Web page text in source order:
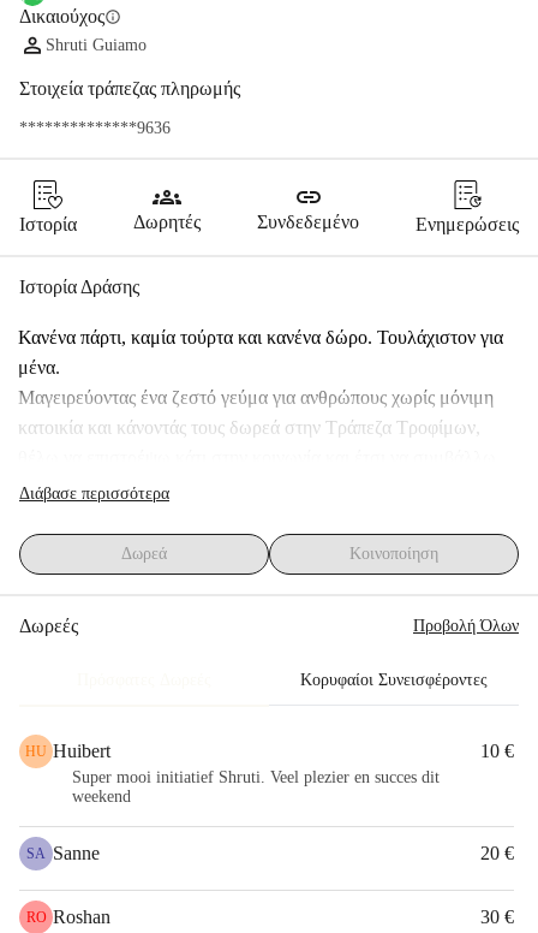
Δικαιούχοςinfo
Shruti Guiamo
Στοιχεία τράπεζας πληρωμής
**************9636
Ιστορία
groups
Δωρητές
link
Συνδεδεμένο Ενημερώσεις
Ιστορία Δράσης
Κανένα πάρτι, καμία τούρτα και κανένα δώρο. Τουλάχιστον για
μένα.
Μαγειρεύοντας ένα ζεστό γεύμα για ανθρώπους χωρίς μόνιμη
κατοικία και κάνοντάς τους δωρεά στην Τράπεζα Τροφίμων,
στην επίλυση της κρυφής πείνας. Δεν μπορώ να φανταστώ
Βοήθησέ με. Η δωρεά σου κάνει μια τεράστια διαφορά.
Για ερωτήσεις, μπορείς πάντα να με βρεις: 06-40300620
Διάβασε περισσότερα
Δωρεά Κοινοποίηση
Δωρεές Προβολή Όλων
Κορυφαίοι Συνεισφέροντες
HU Huibert 10 €
Super mooi initiatief Shruti. Veel plezier en succes dit
weekend
SA Sanne 20 €
RO Roshan 30 €